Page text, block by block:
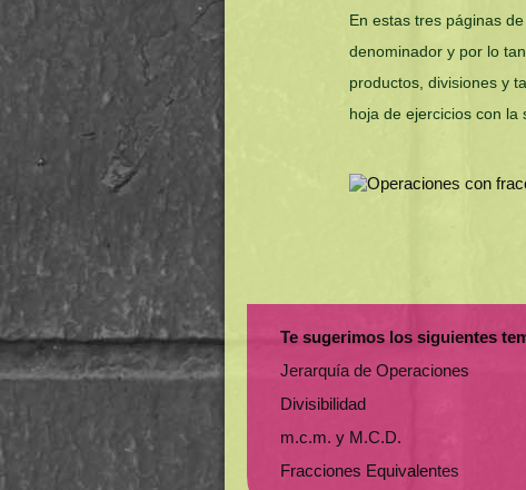
En estas tres páginas
denominador y por lo
productos, divisiones y
hoja de ejercicios con la
Te sugerimos los siguientes
Jerarquía de Operaciones
Divisibilidad
m.c.m. y M.C.D.
Fracciones Equivalentes